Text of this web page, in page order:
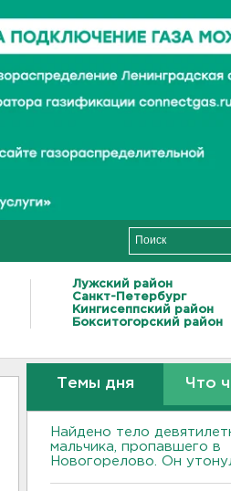
Лужский район
Санкт-Петербург
Кингисеппский район
Бокситогорский район
Темы дня Что
Найдено тело
мальчика, пропавшего в
Новогорелово. Он